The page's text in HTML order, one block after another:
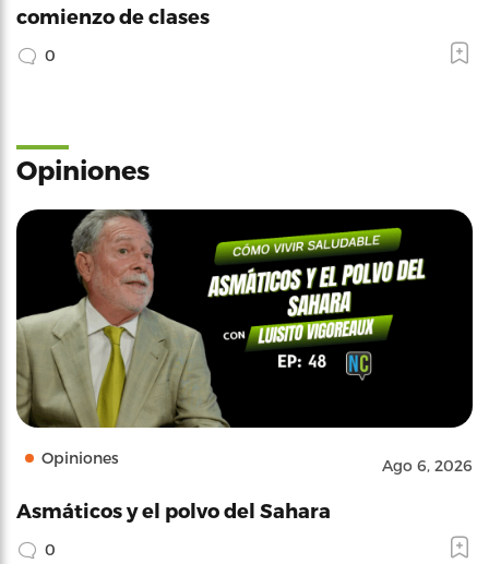
comienzo de clases
0
Opiniones
Opiniones Ago 6, 2026
Asmáticos y el polvo del Sahara
0